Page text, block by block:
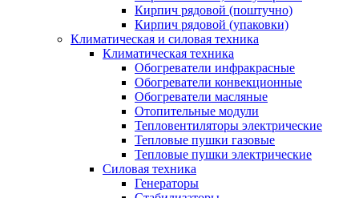
Кирпич рядовой (поштучно)
Кирпич рядовой (упаковки)
Климатическая и силовая техника
Климатическая техника
Обогреватели инфракрасные
Обогреватели конвекционные
Обогреватели масляные
Отопительные модули
Тепловентиляторы электрические
Тепловые пушки газовые
Тепловые пушки электрические
Силовая техника
Генераторы